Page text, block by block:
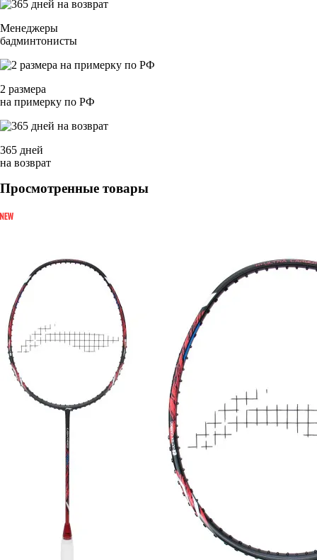
Менеджеры
бадминтонисты
2 размера
на примерку по РФ
365 дней
на возврат
Просмотренные товары